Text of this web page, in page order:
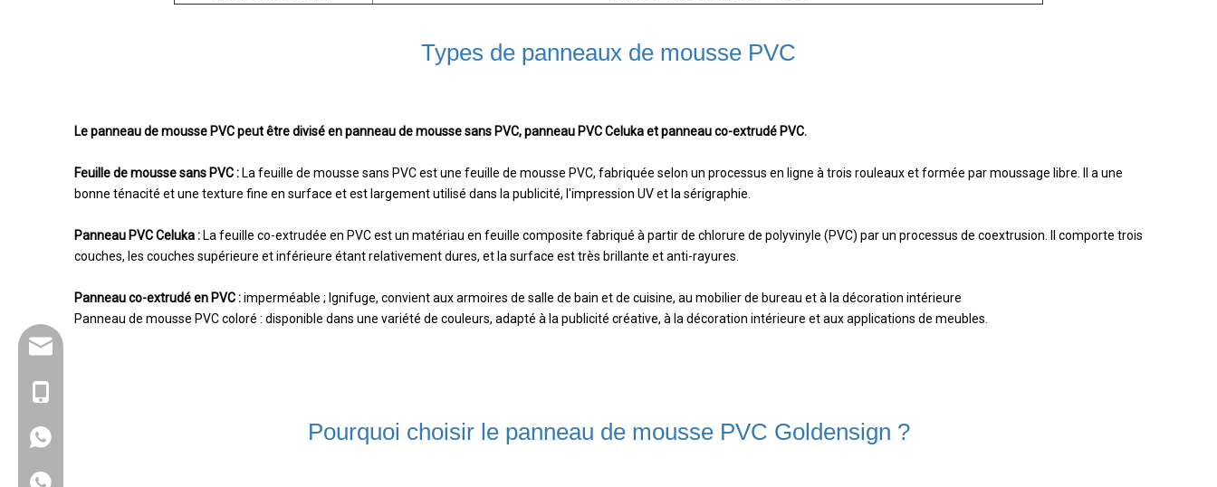
Types de panneaux de mousse PVC
Le panneau de mousse PVC peut être divisé en panneau de mousse sans PVC, panneau PVC Celuka et panneau co-extrudé PVC.
Feuille de mousse sans PVC : La feuille de mousse sans PVC est une feuille de mousse PVC, fabriquée selon un processus en ligne à trois rouleaux et formée par moussage libre. Il a une
bonne ténacité et une texture fine en surface et est largement utilisé dans la publicité, l'impression UV et la sérigraphie.
Panneau PVC Celuka : La feuille co-extrudée en PVC est un matériau en feuille composite fabriqué à partir de chlorure de polyvinyle (PVC) par un processus de coextrusion. Il comporte trois
couches, les couches supérieure et inférieure étant relativement dures, et la surface est très brillante et anti-rayures.
Panneau co-extrudé en PVC :imperméable ; Ignifuge, convient aux armoires de salle de bain et de cuisine, au mobilier de bureau et à la décoration intérieure
Panneau de mousse PVC coloré : disponible dans une variété de couleurs, adapté à la publicité créative, à la décoration intérieure et aux applications de meubles.
Pourquoi choisir le panneau de mousse PVC Goldensign ?